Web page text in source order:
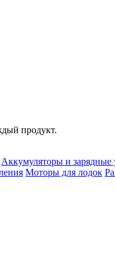
продукт.
Аккумуляторы и зарядные
Моторы для лодок